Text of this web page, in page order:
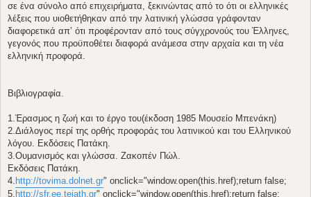
σε ένα σύνολο από επιχειρήματα, ξεκινώντας από το ότι οι ελληνικές
λέξεις που υιοθετήθηκαν από την λατινική γλώσσα γράφονταν
διαφορετικά απ’ ότι προφέρονταν από τους σύγχρονούς του Έλληνες,
γεγονός που προϋποθέτει διαφορά ανάμεσα στην αρχαία και τη νέα
ελληνική προφορά.
Βιβλιογραφία.
1.Έρασμος η ζωή και το έργο του(έκδοση 1985 Μουσείο Μπενάκη)
2.Διάλογος περί της ορθής προφοράς του λατινικού και του Ελληνικού
λόγου. Εκδόσεις Πατάκη.
3.Ουμανισμός και γλώσσα. Ζακοπέν Πώλ.
Εκδόσεις Πατάκη.
4. http://tovima.dolnet.gr" onclick="window.open(this.href);return false;
5. http://sfr.ee.teiath.gr" onclick="window.open(this.href);return false;